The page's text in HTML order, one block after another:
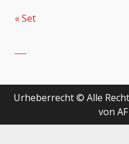
« Set
Urheberrecht © Alle
von